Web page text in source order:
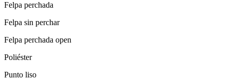
Felpa perchada
Felpa sin perchar
Felpa perchada open
Poliéster
Punto liso